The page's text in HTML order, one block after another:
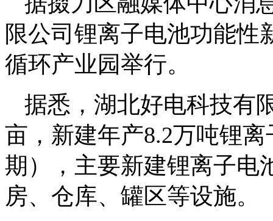
限公司锂离子电池功能性
循环产业园举行。
据悉，湖北好电科技有
亩，新建年产8.2万吨锂
期），主要新建锂离子电
房、仓库、罐区等设施。